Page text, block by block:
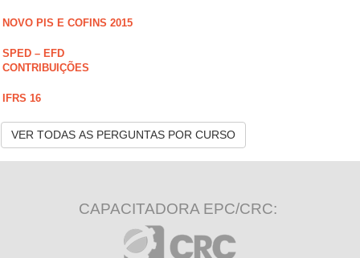
NOVO PIS E COFINS 2015
SPED – EFD
CONTRIBUIÇÕES
IFRS 16
VER TODAS AS PERGUNTAS POR CURSO
CAPACITADORA EPC/CRC: